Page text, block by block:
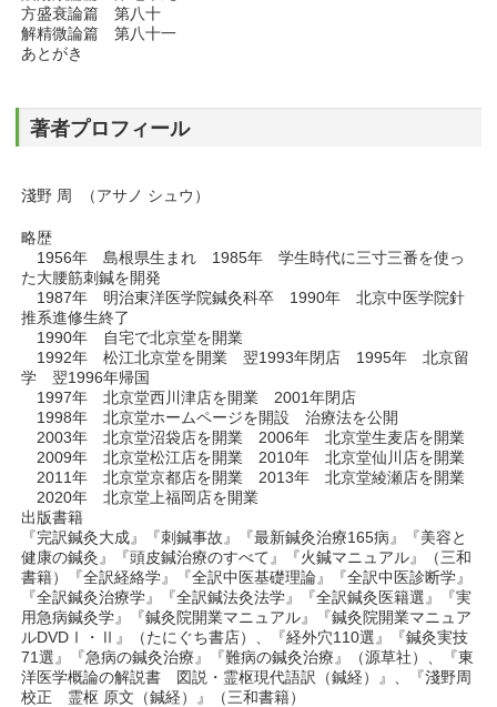
方盛衰論篇 第八十
解精微論篇 第八十一
あとがき
著者プロフィール
淺野 周 （アサノ シュウ）
略歴
1956年 島根県生まれ 1985年 学生時代に三寸三番を使っ
た大腰筋刺鍼を開発
1987年 明治東洋医学院鍼灸科卒 1990年 北京中医学院針
推系進修生終了
1990年 自宅で北京堂を開業
1992年 松江北京堂を開業 翌1993年閉店 1995年 北京留
学 翌1996年帰国
1997年 北京堂西川津店を開業 2001年閉店
1998年 北京堂ホームページを開設 治療法を公開
2003年 北京堂沼袋店を開業 2006年 北京堂生麦店を開業
2009年 北京堂松江店を開業 2010年 北京堂仙川店を開業
2011年 北京堂京都店を開業 2013年 北京堂綾瀬店を開業
2020年 北京堂上福岡店を開業
出版書籍
『完訳鍼灸大成』『刺鍼事故』『最新鍼灸治療165病』『美容と
健康の鍼灸』『頭皮鍼治療のすべて』『火鍼マニュアル』（三和
書籍）『全訳経絡学』『全訳中医基礎理論』『全訳中医診断学』
『全訳鍼灸治療学』『全訳鍼法灸法学』『全訳鍼灸医籍選』『実
用急病鍼灸学』『鍼灸院開業マニュアル』『鍼灸院開業マニュア
ルDVDⅠ・Ⅱ』（たにぐち書店）、『経外穴110選』『鍼灸実技
71選』『急病の鍼灸治療』『難病の鍼灸治療』（源草社）、『東
洋医学概論の解説書 図説・霊枢現代語訳（鍼経）』、『淺野周
校正 霊枢 原文（鍼経）』（三和書籍）